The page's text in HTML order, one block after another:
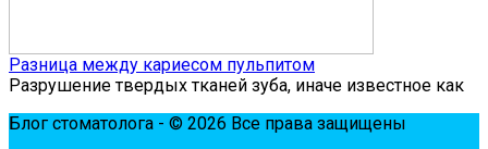
Разница между кариесом пульпитом
Разрушение твердых тканей зуба, иначе известное как
Блог стоматолога - © 2026 Все права защищены